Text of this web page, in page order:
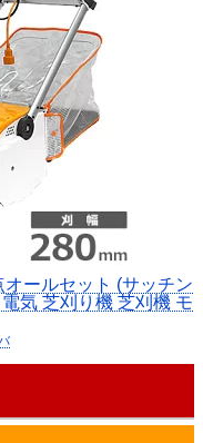
ールセット (サッチン
気 芝刈り機 芝刈機 モ